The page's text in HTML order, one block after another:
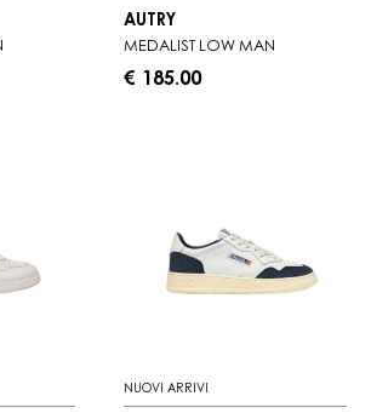
AUTRY
MEDALIST LOW MAN
€ 185.00
NUOVI ARRIVI